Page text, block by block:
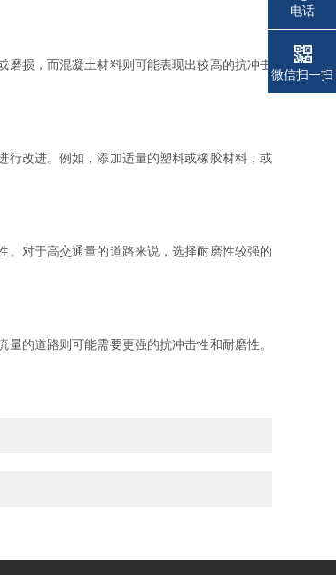
损，而混凝土材料则可能表现出较高的抗冲击
改进。例如，添加适量的塑料或橡胶材料，或
对于高交通量的道路来说，选择耐磨性较强的
的道路则可能需要更强的抗冲击性和耐磨性。
电话
微信扫一扫